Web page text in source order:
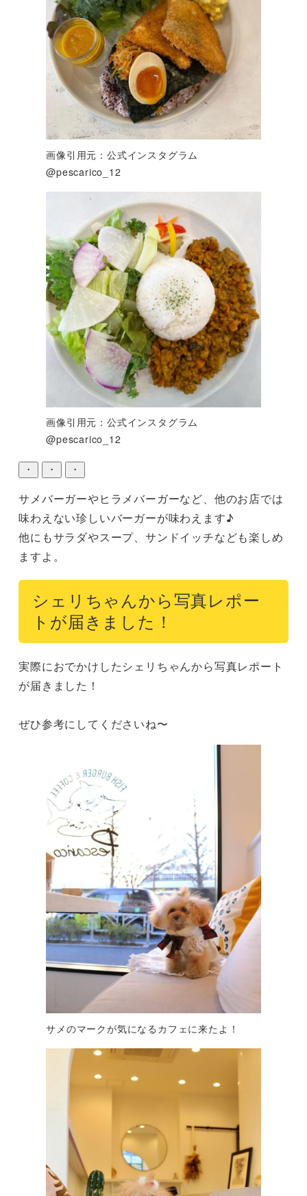
画像引用元：公式インスタグラム
@pescarico_12
画像引用元：公式インスタグラム
@pescarico_12
・ ・ ・
サメバーガーやヒラメバーガーなど、他のお店では
味わえない珍しいバーガーが味わえます♪
他にもサラダやスープ、サンドイッチなども楽しめ
ますよ。
シェリちゃんから写真レポー
トが届きました！
実際におでかけしたシェリちゃんから写真レポート
が届きました！
ぜひ参考にしてくださいね〜
サメのマークが気になるカフェに来たよ！